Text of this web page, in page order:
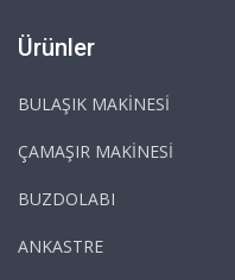
Ürünler
BULAŞIK MAKİNESİ
ÇAMAŞIR MAKİNESİ
BUZDOLABI
ANKASTRE